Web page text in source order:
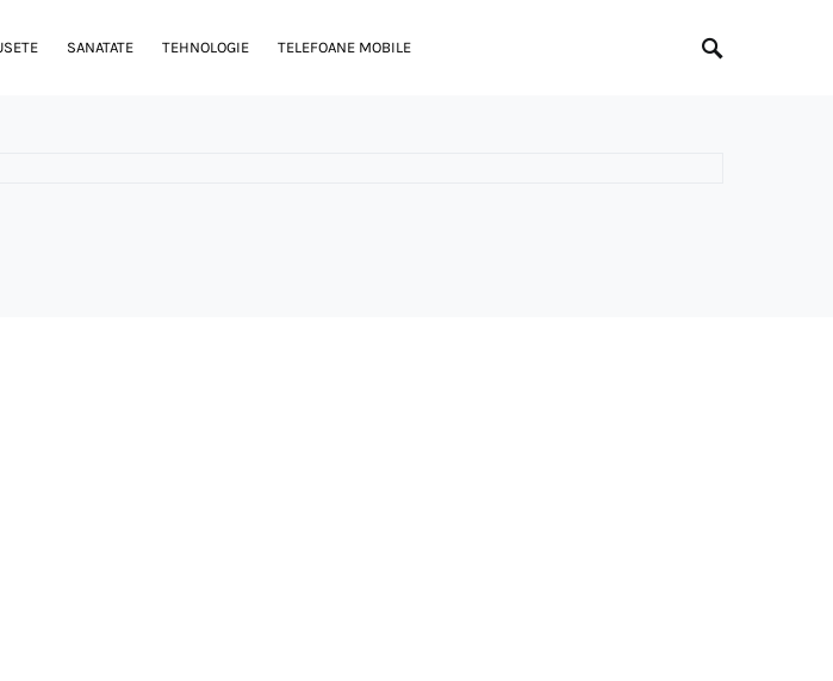
SANATATE TEHNOLOGIE TELEFOANE MOBILE